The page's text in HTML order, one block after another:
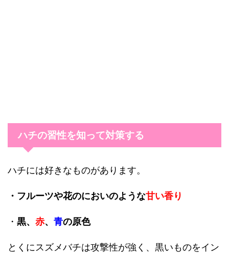
ハチの習性を知って対策する
ハチには好きなものがあります。
・フルーツや花のにおいのような甘い香り
・ 黒、 赤、 青の原色
とくにスズメバチは攻撃性が強く、黒いものをイン